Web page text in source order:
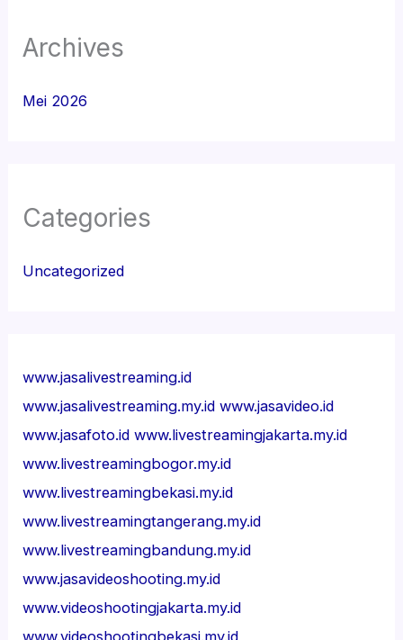
Archives
Mei 2026
Categories
Uncategorized
www.jasalivestreaming.id
www.jasalivestreaming.my.id www.jasavideo.id
www.jasafoto.id www.livestreamingjakarta.my.id
www.livestreamingbogor.my.id
www.livestreamingbekasi.my.id
www.livestreamingtangerang.my.id
www.livestreamingbandung.my.id
www.jasavideoshooting.my.id
www.videoshootingjakarta.my.id